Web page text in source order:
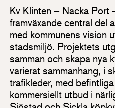
Kv Klinten – Nacka Port
framväxande central del
med kommunens vision
stadsmiljö. Projektets
samman och skapa nya
varierat sammanhang, i
trafikleder, med
kommersiellt utbud i